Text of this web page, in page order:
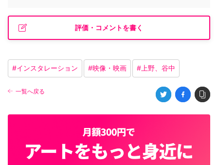
評価・コメントを書く
#インスタレーション #映像・映画 # 上野、谷中
一覧へ戻る